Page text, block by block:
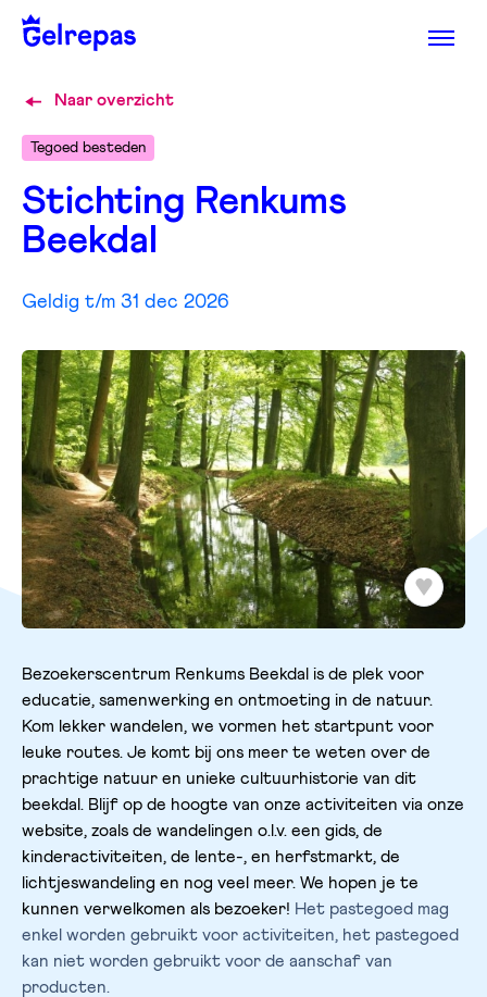
Naar overzicht
Tegoed besteden
Stichting Renkums
Beekdal
Geldig t/m 31 dec 2026
Bezoekerscentrum Renkums Beekdal is de plek voor
educatie, samenwerking en ontmoeting in de natuur.
Kom lekker wandelen, we vormen het startpunt voor
leuke routes. Je komt bij ons meer te weten over de
prachtige natuur en unieke cultuurhistorie van dit
beekdal. Blijf op de hoogte van onze activiteiten via onze
website, zoals de wandelingen o.l.v. een gids, de
kinderactiviteiten, de lente-, en herfstmarkt, de
lichtjeswandeling en nog veel meer. We hopen je te
kunnen verwelkomen als bezoeker! Het pastegoed mag
enkel worden gebruikt voor activiteiten, het pastegoed
kan niet worden gebruikt voor de aanschaf van
producten.